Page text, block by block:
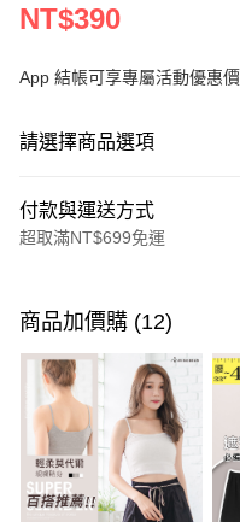
NT$390
App 結帳可享專屬活動優惠價
請選擇商品選項
付款與運送方式
超取滿NT$699免運
信用卡一次付款
超商取貨付款
LINE Pay
Apple Pay
街口支付
商品加價購 (12)